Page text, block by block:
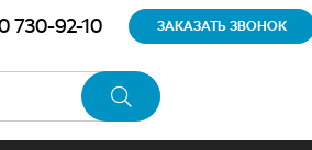
730-92-10 ЗАКАЗАТЬ ЗВОНОК